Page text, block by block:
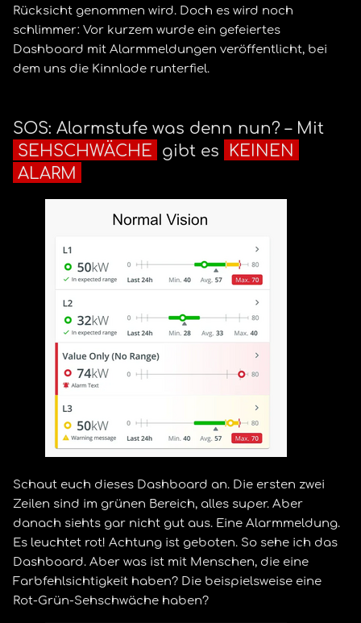
Rücksicht genommen wird. Doch es wird noch
schlimmer: Vor kurzem wurde ein gefeiertes
Dashboard mit Alarmmeldungen veröffentlicht, bei
dem uns die Kinnlade runterfiel.
SOS: Alarmstufe was denn nun? – Mit
SEHSCHWÄCHE
gibt es
KEINEN
ALARM
Schaut euch dieses Dashboard an. Die ersten zwei
Zeilen sind im grünen Bereich, alles super. Aber
danach siehts gar nicht gut aus. Eine Alarmmeldung.
Es leuchtet rot! Achtung ist geboten. So sehe ich das
Dashboard. Aber was ist mit Menschen, die eine
Farbfehlsichtigkeit haben? Die beispielsweise eine
Rot-Grün-Sehschwäche haben?